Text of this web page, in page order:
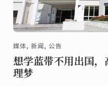
媒体, 新闻, 公告
想学蓝带不用出国
理梦